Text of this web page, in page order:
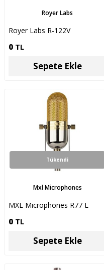
Royer Labs
Royer Labs R-122V
0 TL
Sepete Ekle
Tükendi
Mxl Microphones
MXL Microphones R77 L
0 TL
Sepete Ekle